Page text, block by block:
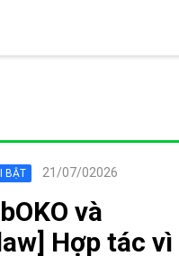
BẬT 21/07/02026
và
Hợp tác vì